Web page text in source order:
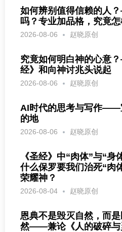
如何辨别值得信赖的人
吗？专业加品格，究竟怎
2026-08-06 赵晓原创
究竟如何明白神的心意
经》和向神讨兆头说起
2026-08-06 赵晓原创
AI时代的思考与写作——
的地
2026-08-06 赵晓原创
《圣经》中“肉体”与“
什么保罗要我们治死“肉
荣耀神？
2026-08-04 赵晓原创
恩典不是毁灭自然，而
然——兼论《人的破碎与